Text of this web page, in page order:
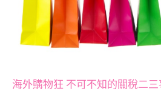
海外購物狂 不可不知的關稅二